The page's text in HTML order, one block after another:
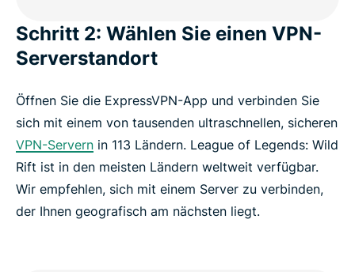
Schritt 2: Wählen Sie einen VPN-
Serverstandort
Öffnen Sie die ExpressVPN-App und verbinden Sie
sich mit einem von tausenden ultraschnellen, sicheren
VPN-Servern in 113 Ländern. League of Legends: Wild
Rift ist in den meisten Ländern weltweit verfügbar.
Wir empfehlen, sich mit einem Server zu verbinden,
der Ihnen geografisch am nächsten liegt.